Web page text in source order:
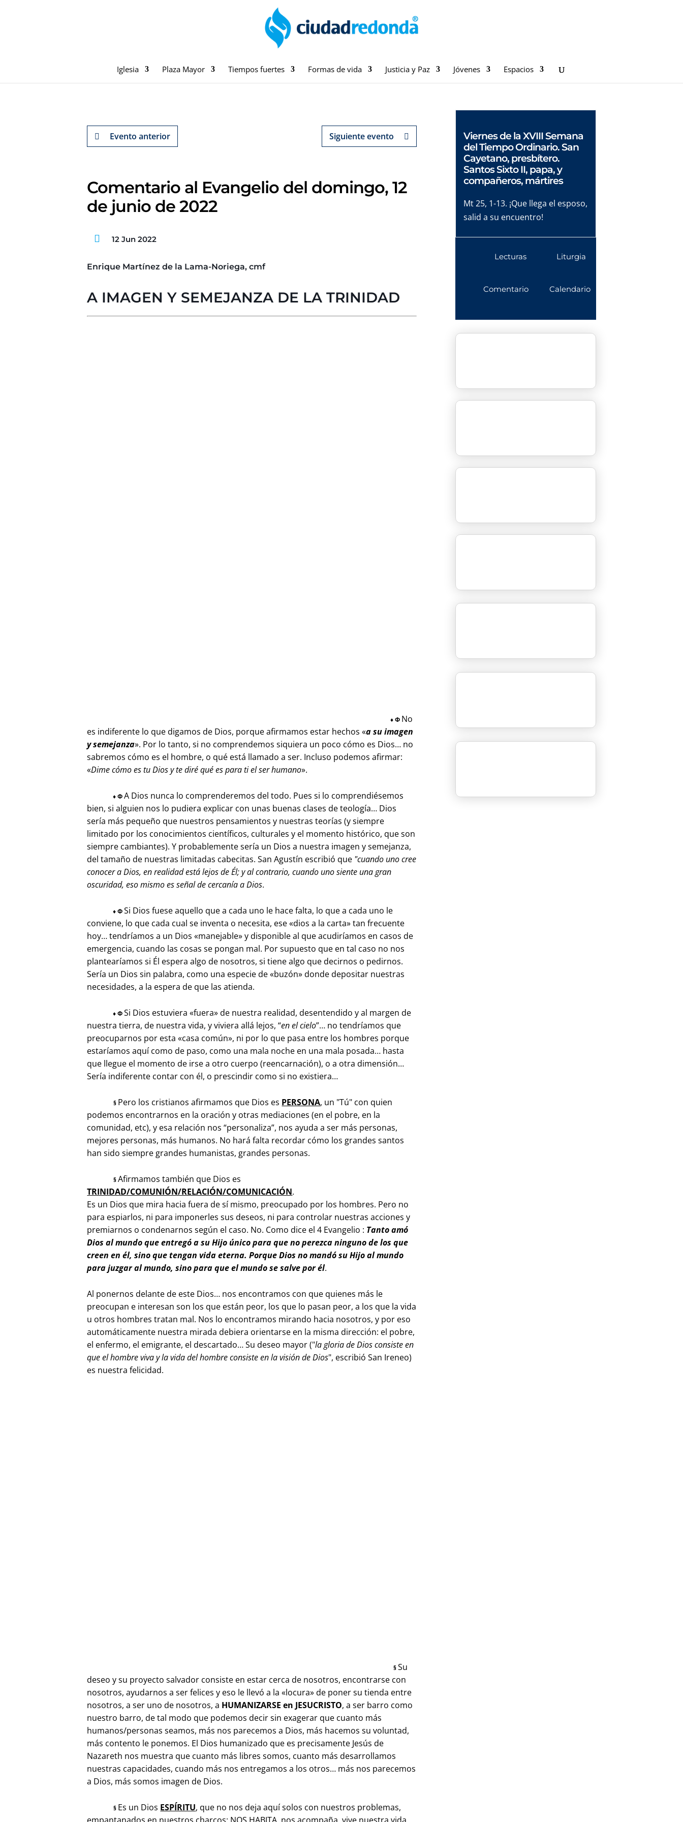
Iglesia Plaza Mayor Tiempos fuertes Formas de vida Justicia y Paz Jóvenes Espacios
Evento anterior Siguiente evento
Comentario al Evangelio del domingo, 12
de junio de 2022
12 Jun 2022
Enrique Martínez de la Lama-Noriega, cmf
A IMAGEN Y SEMEJANZA DE LA TRINIDAD
♦Φ No
es indiferente lo que digamos de Dios, porque afirmamos estar hechos «a su imagen
y semejanza». Por lo tanto, si no comprendemos siquiera un poco cómo es Dios… no
sabremos cómo es el hombre, o qué está llamado a ser. Incluso podemos afirmar:
«Dime cómo es tu Dios y te diré qué es para ti el ser humano».
♦ΦA Dios nunca lo comprenderemos del todo. Pues si lo comprendiésemos
bien, si alguien nos lo pudiera explicar con unas buenas clases de teología… Dios
sería más pequeño que nuestros pensamientos y nuestras teorías (y siempre
limitado por los conocimientos científicos, culturales y el momento histórico, que son
siempre cambiantes). Y probablemente sería un Dios a nuestra imagen y semejanza,
del tamaño de nuestras limitadas cabecitas. San Agustín escribió que "cuando uno cree
conocer a Dios, en realidad está lejos de Él; y al contrario, cuando uno siente una gran
oscuridad, eso mismo es señal de cercanía a Dios.
♦ΦSi Dios fuese aquello que a cada uno le hace falta, lo que a cada uno le
conviene, lo que cada cual se inventa o necesita, ese «dios a la carta» tan frecuente
hoy… tendríamos a un Dios «manejable» y disponible al que acudiríamos en casos de
emergencia, cuando las cosas se pongan mal. Por supuesto que en tal caso no nos
plantearíamos si Él espera algo de nosotros, si tiene algo que decirnos o pedirnos.
Sería un Dios sin palabra, como una especie de «buzón» donde depositar nuestras
necesidades, a la espera de que las atienda.
♦ΦSi Dios estuviera «fuera» de nuestra realidad, desentendido y al margen de
nuestra tierra, de nuestra vida, y viviera allá lejos, “en el cielo”… no tendríamos que
preocuparnos por esta «casa común», ni por lo que pasa entre los hombres porque
estaríamos aquí como de paso, como una mala noche en una mala posada… hasta
que llegue el momento de irse a otro cuerpo (reencarnación), o a otra dimensión…
Sería indiferente contar con él, o prescindir como si no existiera…
§ Pero los cristianos afirmamos que Dios es PERSONA, un "Tú" con quien
podemos encontrarnos en la oración y otras mediaciones (en el pobre, en la
comunidad, etc), y esa relación nos “personaliza”, nos ayuda a ser más personas,
mejores personas, más humanos. No hará falta recordar cómo los grandes santos
han sido siempre grandes humanistas, grandes personas.
§Afirmamos también que Dios es
TRINIDAD/COMUNIÓN/RELACIÓN/COMUNICACIÓN.
Es un Dios que mira hacia fuera de sí mismo, preocupado por los hombres. Pero no
para espiarlos, ni para imponerles sus deseos, ni para controlar nuestras acciones y
premiarnos o condenarnos según el caso. No. Como dice el 4 Evangelio : Tanto amó
Dios al mundo que entregó a su Hijo único para que no perezca ninguno de los que
creen en él, sino que tengan vida eterna. Porque Dios no mandó su Hijo al mundo
para juzgar al mundo, sino para que el mundo se salve por él.
Al ponernos delante de este Dios… nos encontramos con que quienes más le
preocupan e interesan son los que están peor, los que lo pasan peor, a los que la vida
u otros hombres tratan mal. Nos lo encontramos mirando hacia nosotros, y por eso
automáticamente nuestra mirada debiera orientarse en la misma dirección: el pobre,
el enfermo, el emigrante, el descartado… Su deseo mayor ("la gloria de Dios consiste en
que el hombre viva y la vida del hombre consiste en la visión de Dios", escribió San Ireneo)
es nuestra felicidad.
§Su
deseo y su proyecto salvador consiste en estar cerca de nosotros, encontrarse con
nosotros, ayudarnos a ser felices y eso le llevó a la «locura» de poner su tienda entre
nosotros, a ser uno de nosotros, a HUMANIZARSE en JESUCRISTO, a ser barro como
nuestro barro, de tal modo que podemos decir sin exagerar que cuanto más
humanos/personas seamos, más nos parecemos a Dios, más hacemos su voluntad,
más contento le ponemos. El Dios humanizado que es precisamente Jesús de
Nazareth nos muestra que cuanto más libres somos, cuanto más desarrollamos
nuestras capacidades, cuando más nos entregamos a los otros… más nos parecemos
a Dios, más somos imagen de Dios.
§ Es un Dios ESPÍRITU, que no nos deja aquí solos con nuestros problemas,
empantanados en nuestros charcos: NOS HABITA, nos acompaña, vive nuestra vida
Viernes de la XVIII Semana
del Tiempo Ordinario. San
Cayetano, presbítero.
Santos Sixto II, papa, y
compañeros, mártires
Mt 25, 1-13. ¡Que llega el esposo,
salid a su encuentro!
Lecturas
Comentario
Liturgia
Calendario